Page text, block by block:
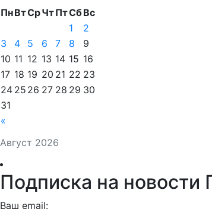
Август 2026
ПнВтСрЧтПтСбВс
«
1
2
3
4 5 6 7 8
9
10 11 12 13 14 15 16
17 18 19 20 21 22 23
24 25 26 27 28 29 30
31
Подписка на новости
Ваш email: